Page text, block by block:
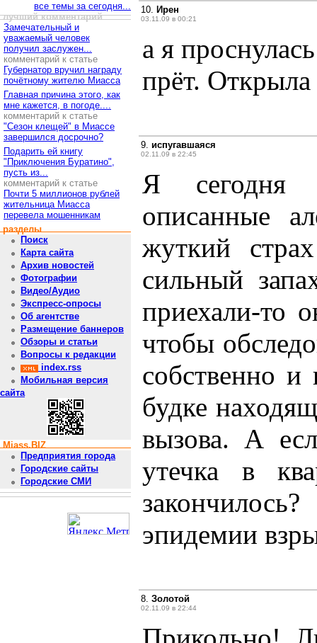
все темы за сегодня...
лучший комментарий
Замечательный и
уважаемый человек
получил заслужен...
комментарий к статье
Губернатор вручил награду
почётному жителю Миасса
Главная причина этого, как
мне кажется, в погоде....
комментарий к статье
"Сезон клещей" в Миассе
завершился досрочно?
Подарить ей книгу
"Приключения Буратино",
пусть из...
комментарий к статье
Почти 5 миллионов рублей
жительница Миасса
перевела мошенникам
разделы
Поиск
Карта сайта
Архив новостей
Фотографии
Видео/Аудио
Экспресс-опросы
Об агентстве
Размещение баннеров
Обзоры и статьи
Вопросы к редакции
index.rss
Мобильная версия
сайта
Miass.BIZ
Предприятия города
Городские сайты
Городские СМИ
10. Ирен
03.11.09 в 00:21
а я
прёт. Открыла
9. испугавшаяся
02.11.09 в 22:45
Я сегодня
описанные
жуткий
сильный
приехали-то
чтобы
собственно и
будке
вызова. А
утечка в
эпидемии
8. Золотой
02.11.09 в 22:44